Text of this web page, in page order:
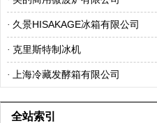
· 久景HISAKAGE冰箱有限公司
· 克里斯特制冰机
· 上海冷藏发酵箱有限公司
全站索引